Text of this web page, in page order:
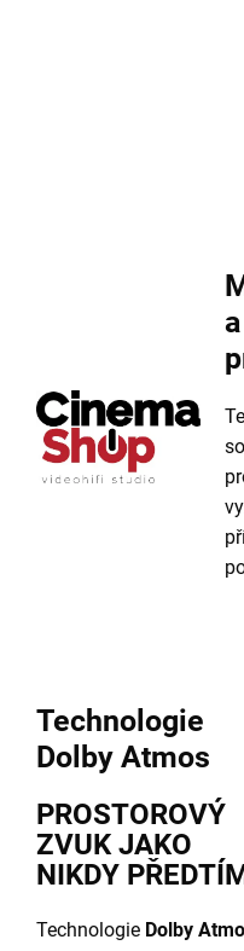
Technologie
Dolby Atmos
PROSTOROVÝ
ZVUK JAKO
NIKDY
Technologie Dolby